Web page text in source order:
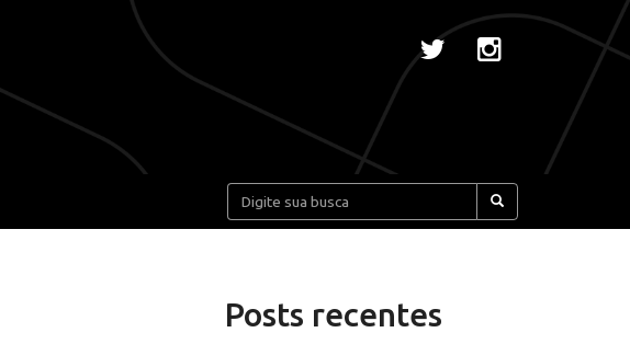
Pesquisar:
Posts recentes